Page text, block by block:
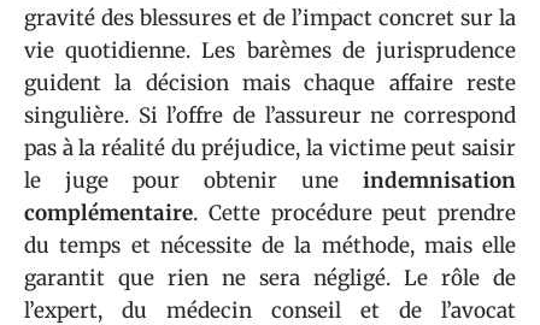
gravité des blessures et de l’impact concret sur la
vie quotidienne. Les barèmes de jurisprudence
guident la décision mais chaque affaire reste
singulière. Si l’offre de l’assureur ne correspond
pas à la réalité du préjudice, la victime peut saisir
le juge pour obtenir une indemnisation
complémentaire. Cette procédure peut prendre
du temps et nécessite de la méthode, mais elle
garantit que rien ne sera négligé. Le rôle de
l’expert, du médecin conseil et de l’avocat